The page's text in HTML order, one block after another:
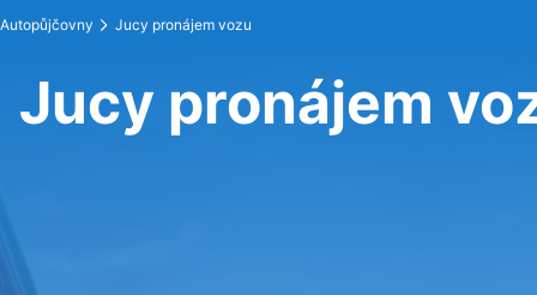
Autopůjčovny Jucy pronájem vozu
Jucy pronájem